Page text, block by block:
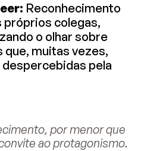
: Reconhecimento
colegas,
o olhar sobre
que, muitas vezes,
pela
por menor que
ao protagonismo.